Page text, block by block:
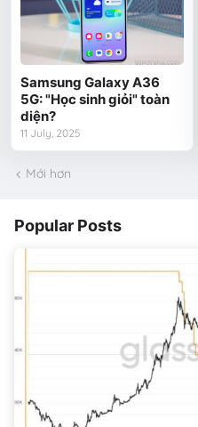
Samsung Galaxy A36
5G: "Học sinh giỏi" toàn
diện?
11 July, 2025
Mới hơn
Popular Posts